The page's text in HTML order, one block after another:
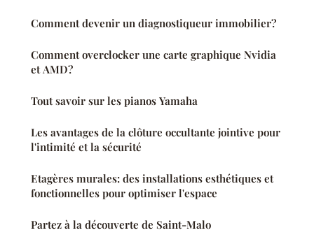
Comment devenir un diagnostiqueur immobilier?
Comment overclocker une carte graphique Nvidia
et AMD?
Tout savoir sur les pianos Yamaha
Les avantages de la clôture occultante jointive pour
l'intimité et la sécurité
Etagères murales: des installations esthétiques et
fonctionnelles pour optimiser l'espace
Partez à la découverte de Saint-Malo